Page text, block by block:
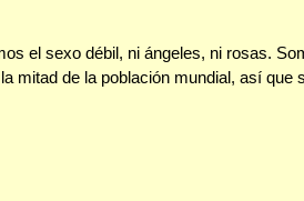
el sexo débil, ni ángeles, ni rosas.
mitad de la población mundial, así que